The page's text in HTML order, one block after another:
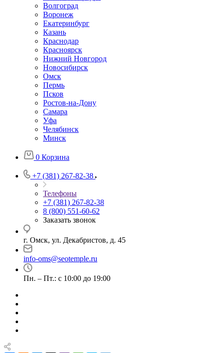
Волгоград
Воронеж
Екатеринбург
Казань
Краснодар
Красноярск
Нижний Новгород
Новосибирск
Омск
Пермь
Псков
Ростов-на-Дону
Самара
Уфа
Челябинск
Минск
0 Корзина
+7 (381) 267-82-38
Телефоны
+7 (381) 267-82-38
8 (800) 551-60-62
Заказать звонок
г. Омск, ул. Декабристов, д. 45
info-oms@seotemple.ru
Пн. – Пт.: с 10:00 до 19:00